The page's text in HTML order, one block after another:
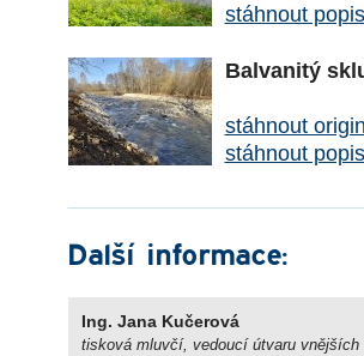
stáhnout
Balvanitý
stáhnout
stáhnout
Další informace:
Ing. Jana Kučerová
tisková mluvčí, vedoucí útvaru vnějších